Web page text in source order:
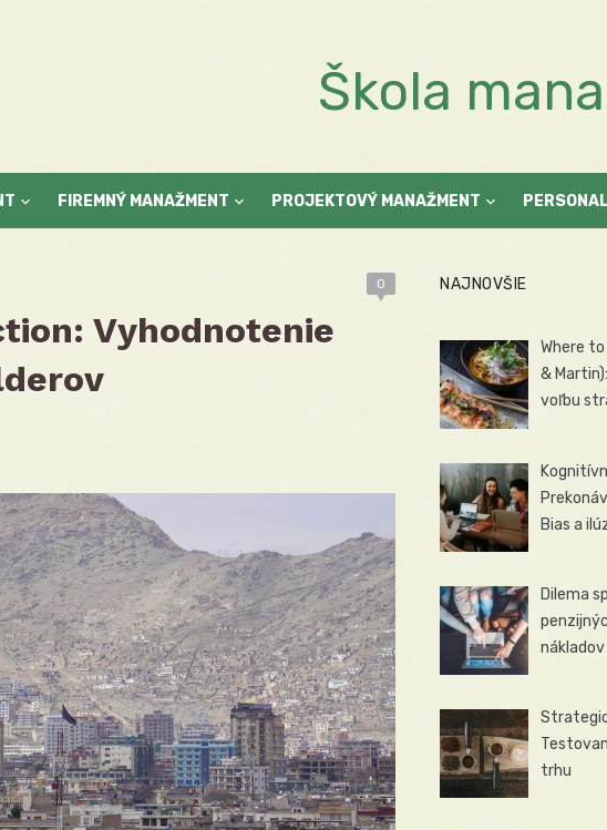
Škola
FIREMNÝ MANAŽMENT PROJEKTOVÝ MANAŽMENT
0
Vyhodnotenie
NAJNOVŠIE
Where
&
voľbu
Bias a
Dilema
trhu